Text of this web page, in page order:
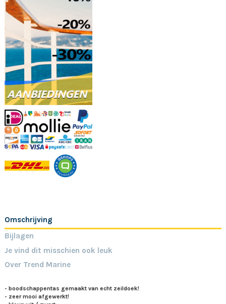
Omschrijving
Bijlagen
Je vind dit misschien ook leuk
Over Trend Marine
- boodschappentas gemaakt van echt zeildoek!
- zeer mooi afgewerkt!